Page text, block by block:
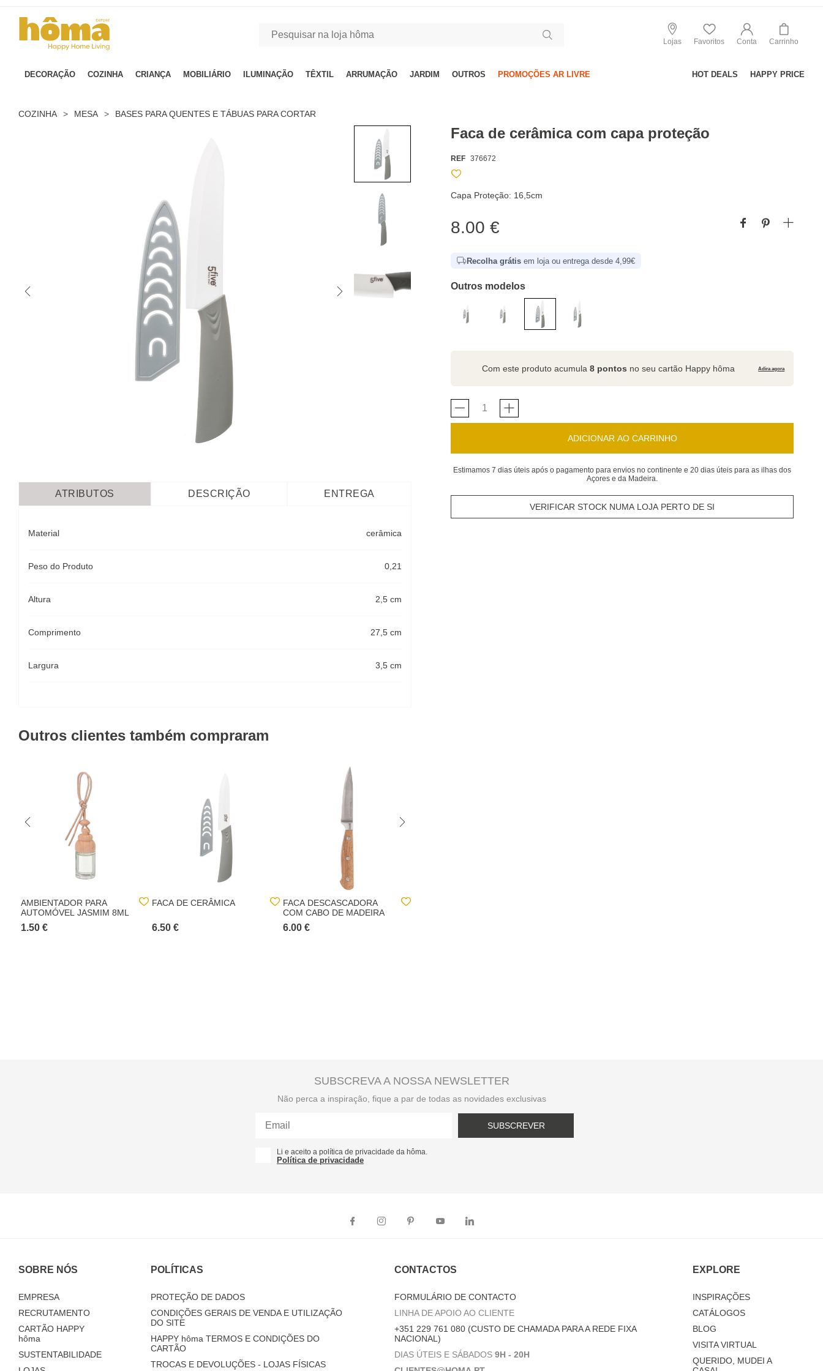
Lojas Favoritos Conta Carrinho
DECORAÇÃO COZINHA CRIANÇA MOBILIÁRIO ILUMINAÇÃO TÊXTIL ARRUMAÇÃO JARDIM OUTROS PROMOÇÕES AR LIVRE HOT DEALS HAPPY PRICE
COZINHA > MESA > BASES PARA QUENTES E TÁBUAS PARA CORTAR
Faca de cerâmica com capa proteção
REF 376672
Capa Proteção: 16,5cm
8.00 €
Recolha grátis em loja ou entrega desde 4,99€
Outros modelos
Com este produto acumula8 pontos no seu cartão Happy hôma Adira agora
ADICIONAR AO CARRINHO
Estimamos 7 dias úteis após o pagamento para envios no continente e 20 dias úteis para as ilhas dos
Açores e da Madeira.
VERIFICAR STOCK NUMA LOJA PERTO DE SI
ATRIBUTOS DESCRIÇÃO ENTREGA
Material cerâmica
Peso do Produto 0,21
Altura 2,5 cm
Comprimento 27,5 cm
Largura 3,5 cm
Outros clientes também compraram
AMBIENTADOR PARA
AUTOMÓVEL JASMIM 8ML
1.50 €
FACA DE CERÂMICA
6.50 €
FACA DESCASCADORA
COM CABO DE MADEIRA
6.00 €
SUBSCREVA A NOSSA NEWSLETTER
Não perca a inspiração, fique a par de todas as novidades exclusivas
SUBSCREVER
Li e aceito a política de privacidade da hôma.
Política de privacidade
SOBRE NÓS
EMPRESA
RECRUTAMENTO
CARTÃO HAPPY
hôma
SUSTENTABILIDADE
POLÍTICAS
PROTEÇÃO DE DADOS
CONDIÇÕES GERAIS DE VENDA E UTILIZAÇÃO
DO SITE
HAPPY hôma TERMOS E CONDIÇÕES DO
CARTÃO
TROCAS E DEVOLUÇÕES - LOJAS FÍSICAS
CONTACTOS
FORMULÁRIO DE CONTACTO
LINHA DE APOIO AO CLIENTE
+351 229 761 080 (CUSTO DE CHAMADA PARA A REDE FIXA
NACIONAL)
DIAS ÚTEIS E SÁBADOS 9H - 20H
EXPLORE
INSPIRAÇÕES
CATÁLOGOS
BLOG
VISITA VIRTUAL
QUERIDO, MUDEI A